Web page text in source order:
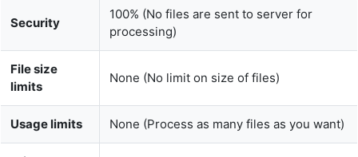
limits
None (No limit on size of files)
Usage limits None (Process as many files as you want)
Price
User
Information
None (We do not request for user
information such as email / phone